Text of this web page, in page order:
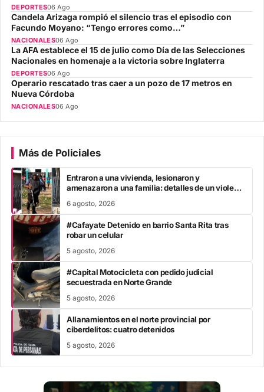
DEPORTES06 Ago
Candela Arizaga rompió el silencio tras el episodio con
Facundo Moyano: “Tengo errores como…”
NACIONALES06 Ago
La AFA establece el 15 de julio como Día de las Selecciones
Nacionales en homenaje a la victoria sobre Inglaterra
DEPORTES06 Ago
Operario rescatado tras caer a un pozo de 17 metros en
Nueva Córdoba
NACIONALES06 Ago
Más de Policiales
Entraron a una vivienda, lesionaron y
amenazaron a una familia: detalles de un violento
6 agosto, 2026
#Cafayate Detenido en barrio Santa Rita tras
robar un celular
5 agosto, 2026
#Capital Motocicleta con pedido judicial
secuestrada en Norte Grande
5 agosto, 2026
Allanamientos en el norte provincial por
ciberdelitos: cuatro detenidos
5 agosto, 2026